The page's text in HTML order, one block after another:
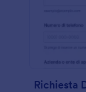
Richiesta